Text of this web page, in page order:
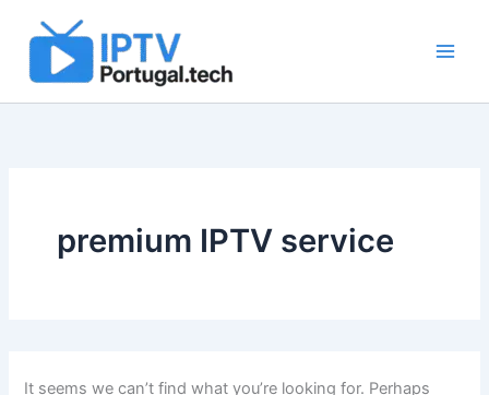
content
premium IPTV service
It seems we can’t find what you’re looking for. Perhaps
for: